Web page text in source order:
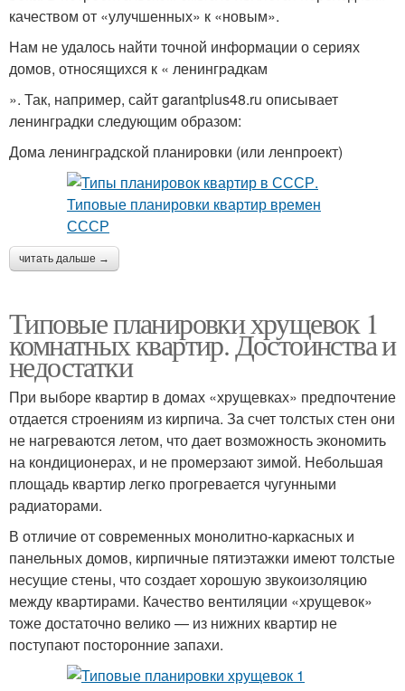
качеством от «улучшенных» к «новым».
Нам не удалось найти точной информации о сериях
домов, относящихся к « ленинградкам
». Так, например, сайт garantplus48.ru описывает
ленинградки следующим образом:
Дома ленинградской планировки (или ленпроект)
читать дальше →
Типовые планировки хрущевок 1
комнатных квартир. Достоинства и
недостатки
При выборе квартир в домах «хрущевках» предпочтение
отдается строениям из кирпича. За счет толстых стен они
не нагреваются летом, что дает возможность экономить
на кондиционерах, и не промерзают зимой. Небольшая
площадь квартир легко прогревается чугунными
радиаторами.
В отличие от современных монолитно-каркасных и
панельных домов, кирпичные пятиэтажки имеют толстые
несущие стены, что создает хорошую звукоизоляцию
между квартирами. Качество вентиляции «хрущевок»
тоже достаточно велико — из нижних квартир не
поступают посторонние запахи.